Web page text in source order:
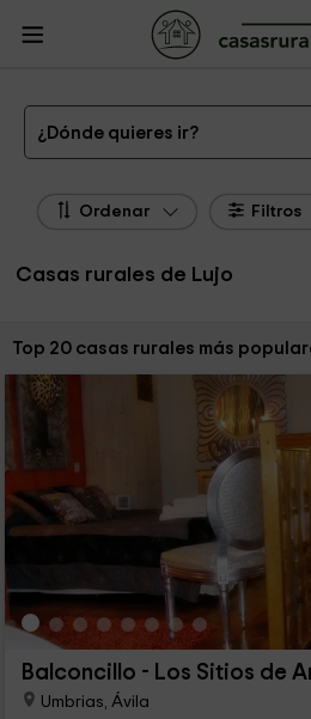
Casas Rurales
Casas Rurales de Lujo en España
¿Dónde quieres ir?
Ordenar Filtros
Casas rurales de Lujo
Ordenar por:
Top 20 casas rurales más
Balconcillo - Los Sitios de
Umbrias, Ávila